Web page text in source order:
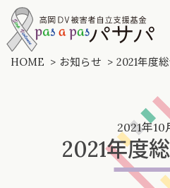
Skip
to
the
content
HOME お知らせ 2021年度
2021年10
2021年度